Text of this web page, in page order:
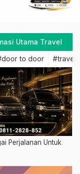
Utama Travel
to door #travel
Perjalanan Untuk